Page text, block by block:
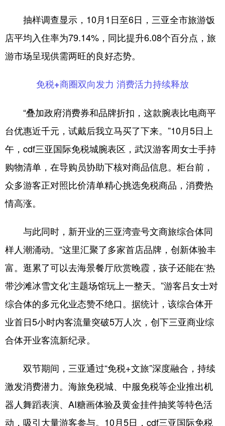
抽样调查显示，10月1日至6日，三亚全市旅游饭
店平均入住率为79.14%，同比提升6.08个百分点，旅
游市场呈现供需两旺的良好态势。
免税+商圈双向发力 消费活力持续释放
“叠加政府消费券和品牌折扣，这款腕表比电商平
台优惠近千元，试戴后我立马买了下来。”10月5日上
午，cdf三亚国际免税城腕表区，武汉游客周女士手持
购物清单，在导购员协助下核对商品信息。柜台前，
众多游客正对照比价清单精心挑选免税商品，消费热
情高涨。
与此同时，新开业的三亚湾壹号文商旅综合体同
样人潮涌动。“这里汇聚了多家首店品牌，创新体验丰
富。逛累了可以去海景餐厅欣赏晚霞，孩子还能在‘热
带沙滩冰雪文化’主题场馆玩上一整天。”游客吕女士对
综合体的多元化业态赞不绝口。据统计，该综合体开
业首日5小时内客流量突破5万人次，创下三亚商业综
合体开业客流新纪录。
双节期间，三亚通过“免税+文旅”深度融合，持续
激发消费潜力。海旅免税城、中服免税等企业推出机
器人舞蹈表演、AI糖画体验及黄金挂件抽奖等特色活
动，吸引大量游客参与。10月5日，cdf三亚国际免税